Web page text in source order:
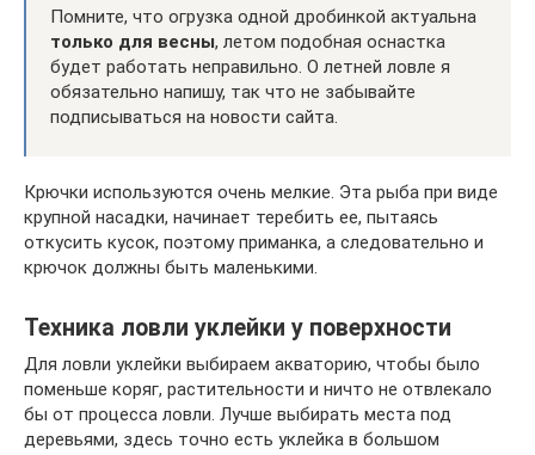
Помните, что огрузка одной дробинкой актуальна
только для весны, летом подобная оснастка
будет работать неправильно. О летней ловле я
обязательно напишу, так что не забывайте
подписываться на новости сайта.
Крючки используются очень мелкие. Эта рыба при виде
крупной насадки, начинает теребить ее, пытаясь
откусить кусок, поэтому приманка, а следовательно и
крючок должны быть маленькими.
Техника ловли уклейки у поверхности
Для ловли уклейки выбираем акваторию, чтобы было
поменьше коряг, растительности и ничто не отвлекало
бы от процесса ловли. Лучше выбирать места под
деревьями, здесь точно есть уклейка в большом